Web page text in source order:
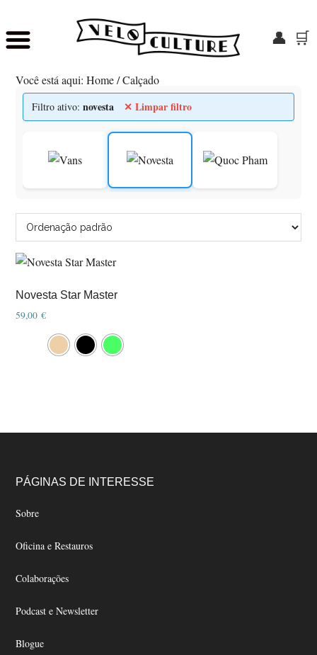
Skip
main
content
Saltar
Você está aqui:Home /Calçado
Filtro ativo:novesta ✕ Limpar filtro
Novesta Star Master
59,00€
product
be
on
the
page
Footer
PÁGINAS DE INTERESSE
Sobre
Oficina e Restauros
Colaborações
Podcast e Newsletter
Blogue
👤 🛒